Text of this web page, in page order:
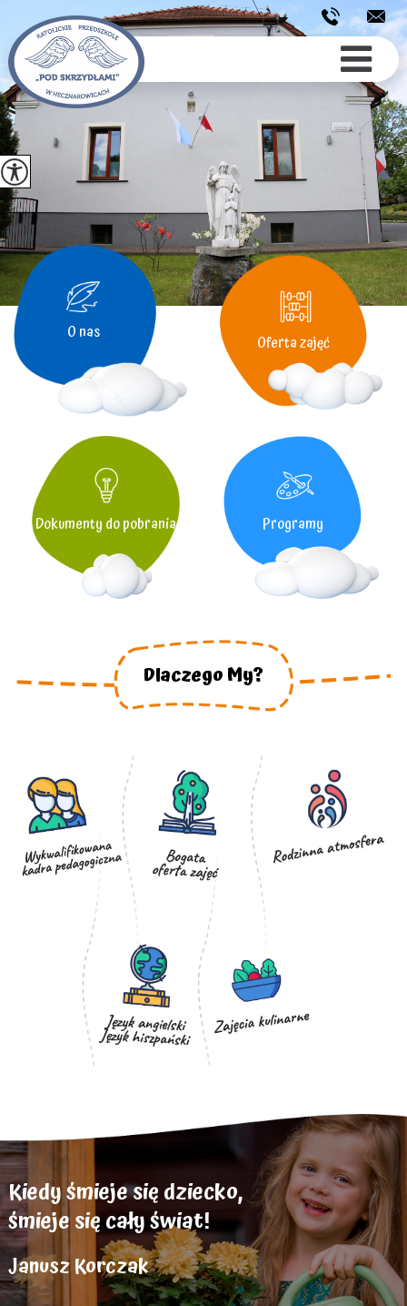
O nas Oferta zajęć
Dokumenty do pobrania Programy
Dlaczego My?
Kiedy śmieje się dziecko,
śmieje się cały świat!
Janusz Korczak